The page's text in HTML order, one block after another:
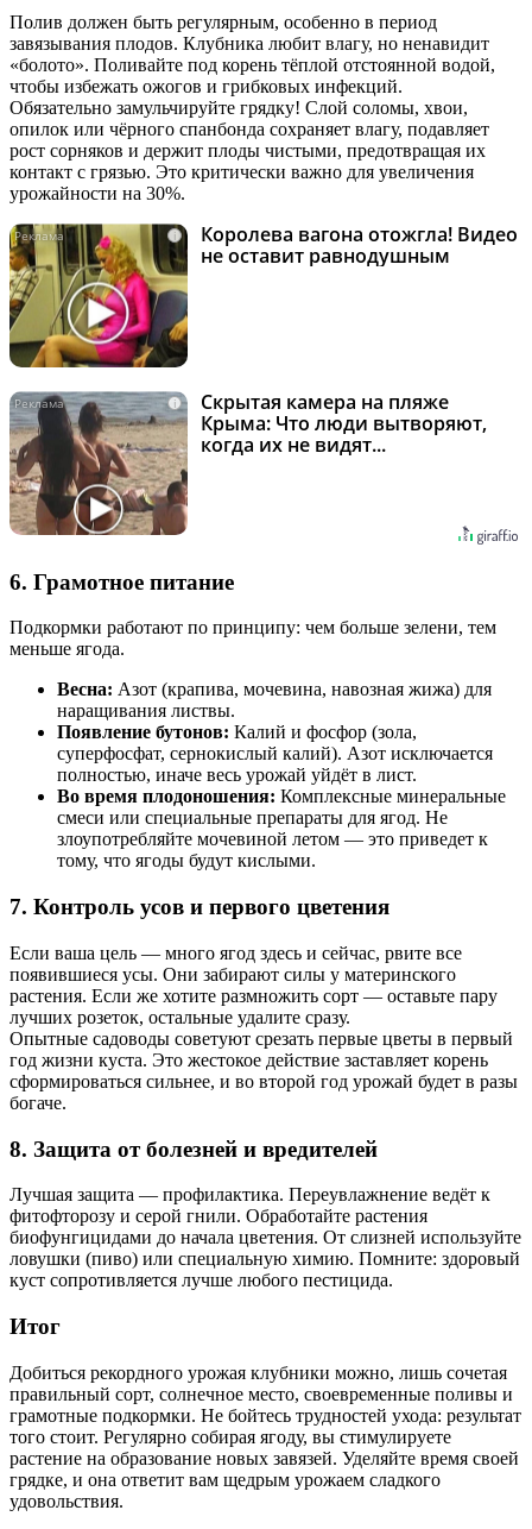
Полив должен быть регулярным, особенно в период
завязывания плодов. Клубника любит влагу, но ненавидит
«болото». Поливайте под корень тёплой отстоянной водой,
чтобы избежать ожогов и грибковых инфекций.
Обязательно замульчируйте грядку! Слой соломы, хвои,
опилок или чёрного спанбонда сохраняет влагу, подавляет
рост сорняков и держит плоды чистыми, предотвращая их
контакт с грязью. Это критически важно для увеличения
урожайности на 30%.
i
Королева вагона отожгла! Видео
не оставит равнодушным
i
Скрытая камера на пляже
Крыма: Что люди вытворяют,
когда их не видят...
6. Грамотное питание
Подкормки работают по принципу: чем больше зелени, тем
меньше ягода.
Весна: Азот (крапива, мочевина, навозная жижа) для
наращивания листвы.
Появление бутонов: Калий и фосфор (зола,
суперфосфат, сернокислый калий). Азот исключается
полностью, иначе весь урожай уйдёт в лист.
Во время плодоношения: Комплексные минеральные
смеси или специальные препараты для ягод. Не
злоупотребляйте мочевиной летом — это приведет к
тому, что ягоды будут кислыми.
7. Контроль усов и первого цветения
Если ваша цель — много ягод здесь и сейчас, рвите все
появившиеся усы. Они забирают силы у материнского
растения. Если же хотите размножить сорт — оставьте пару
лучших розеток, остальные удалите сразу.
Опытные садоводы советуют срезать первые цветы в первый
год жизни куста. Это жестокое действие заставляет корень
сформироваться сильнее, и во второй год урожай будет в разы
богаче.
8. Защита от болезней и вредителей
Лучшая защита — профилактика. Переувлажнение ведёт к
фитофторозу и серой гнили. Обработайте растения
биофунгицидами до начала цветения. От слизней используйте
ловушки (пиво) или специальную химию. Помните: здоровый
куст сопротивляется лучше любого пестицида.
Итог
Добиться рекордного урожая клубники можно, лишь сочетая
правильный сорт, солнечное место, своевременные поливы и
грамотные подкормки. Не бойтесь трудностей ухода: результат
того стоит. Регулярно собирая ягоду, вы стимулируете
растение на образование новых завязей. Уделяйте время своей
грядке, и она ответит вам щедрым урожаем сладкого
удовольствия.